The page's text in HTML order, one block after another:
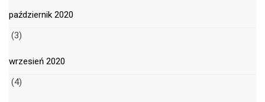
październik 2020
(3)
wrzesień 2020
(4)